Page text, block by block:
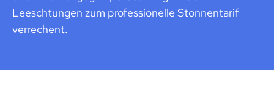
Leeschtungen zum professionelle Stonnentarif
verrechent.